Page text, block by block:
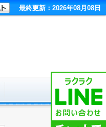
最終更新：2026年08月08日